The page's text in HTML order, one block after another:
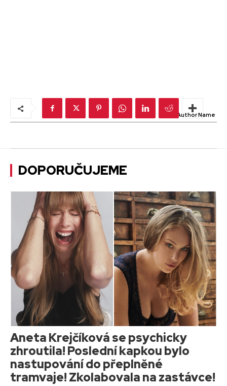
Author Name
DOPORUČUJEME
Aneta Krejčíková se psychicky
zhroutila! Poslední kapkou bylo
nastupování do přeplněné
tramvaje! Zkolabovala na zastávce!